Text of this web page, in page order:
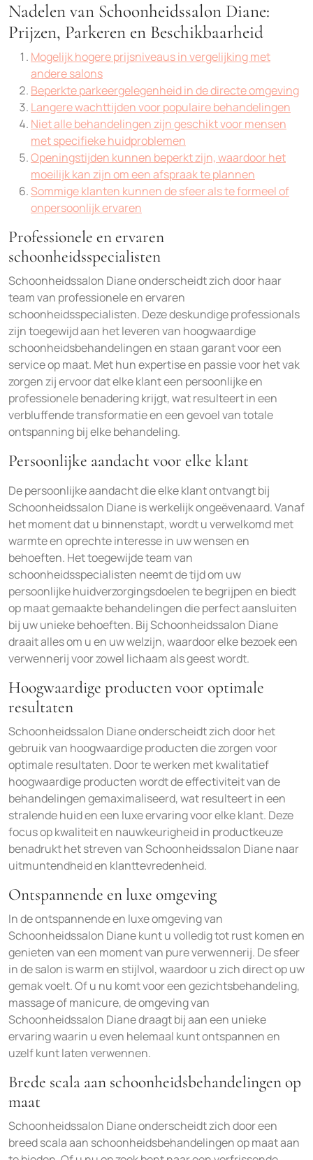
Nadelen van Schoonheidssalon Diane:
Prijzen, Parkeren en Beschikbaarheid
Mogelijk hogere prijsniveaus in vergelijking met
andere salons
Beperkte parkeergelegenheid in de directe omgeving
Langere wachttijden voor populaire behandelingen
Niet alle behandelingen zijn geschikt voor mensen
met specifieke huidproblemen
Openingstijden kunnen beperkt zijn, waardoor het
moeilijk kan zijn om een afspraak te plannen
Sommige klanten kunnen de sfeer als te formeel of
onpersoonlijk ervaren
Professionele en ervaren
schoonheidsspecialisten
Schoonheidssalon Diane onderscheidt zich door haar
team van professionele en ervaren
schoonheidsspecialisten. Deze deskundige professionals
zijn toegewijd aan het leveren van hoogwaardige
schoonheidsbehandelingen en staan garant voor een
service op maat. Met hun expertise en passie voor het vak
zorgen zij ervoor dat elke klant een persoonlijke en
professionele benadering krijgt, wat resulteert in een
verbluffende transformatie en een gevoel van totale
ontspanning bij elke behandeling.
Persoonlijke aandacht voor elke klant
De persoonlijke aandacht die elke klant ontvangt bij
Schoonheidssalon Diane is werkelijk ongeëvenaard. Vanaf
het moment dat u binnenstapt, wordt u verwelkomd met
warmte en oprechte interesse in uw wensen en
behoeften. Het toegewijde team van
schoonheidsspecialisten neemt de tijd om uw
persoonlijke huidverzorgingsdoelen te begrijpen en biedt
op maat gemaakte behandelingen die perfect aansluiten
bij uw unieke behoeften. Bij Schoonheidssalon Diane
draait alles om u en uw welzijn, waardoor elke bezoek een
verwennerij voor zowel lichaam als geest wordt.
Hoogwaardige producten voor optimale
resultaten
Schoonheidssalon Diane onderscheidt zich door het
gebruik van hoogwaardige producten die zorgen voor
optimale resultaten. Door te werken met kwalitatief
hoogwaardige producten wordt de effectiviteit van de
behandelingen gemaximaliseerd, wat resulteert in een
stralende huid en een luxe ervaring voor elke klant. Deze
focus op kwaliteit en nauwkeurigheid in productkeuze
benadrukt het streven van Schoonheidssalon Diane naar
uitmuntendheid en klanttevredenheid.
Ontspannende en luxe omgeving
In de ontspannende en luxe omgeving van
Schoonheidssalon Diane kunt u volledig tot rust komen en
genieten van een moment van pure verwennerij. De sfeer
in de salon is warm en stijlvol, waardoor u zich direct op uw
gemak voelt. Of u nu komt voor een gezichtsbehandeling,
massage of manicure, de omgeving van
Schoonheidssalon Diane draagt bij aan een unieke
ervaring waarin u even helemaal kunt ontspannen en
uzelf kunt laten verwennen.
Brede scala aan schoonheidsbehandelingen op
maat
Schoonheidssalon Diane onderscheidt zich door een
breed scala aan schoonheidsbehandelingen op maat aan